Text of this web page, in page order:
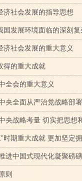
济社会发展的指导思想
国发展环境面临的深刻
济社会发展的重大意义
得的重大成就
全会的重大意义
央全面从严治党战略部
央战略考量 切实把思想
时期重大成就 更加坚定
进中国式现代化凝聚
则